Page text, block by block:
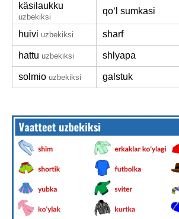
käsilaukku
uzbekiksi
qoʻl sumkasi
huivi uzbekiksi sharf
hattu uzbekiksi shlyapa
solmio uzbekiksi galstuk